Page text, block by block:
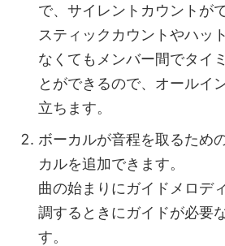
で、サイレントカウントが
スティックカウントやハッ
なくてもメンバー間でタイ
とができるので、オールイ
立ちます。
ボーカルが音程を取るため
カルを追加できます。
曲の始まりにガイドメロデ
調するときにガイドが必要
す。